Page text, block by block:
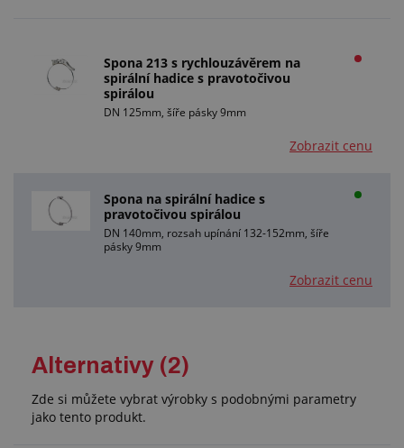
Spona 213 s rychlouzávěrem na
spirální hadice s pravotočivou
spirálou
DN 125mm, šíře pásky 9mm
Zobrazit cenu
Spona na spirální hadice s
pravotočivou spirálou
DN 140mm, rozsah upínání 132-152mm, šíře
pásky 9mm
Zobrazit cenu
Alternativy (2)
Zde si můžete vybrat výrobky s podobnými parametry
jako tento produkt.